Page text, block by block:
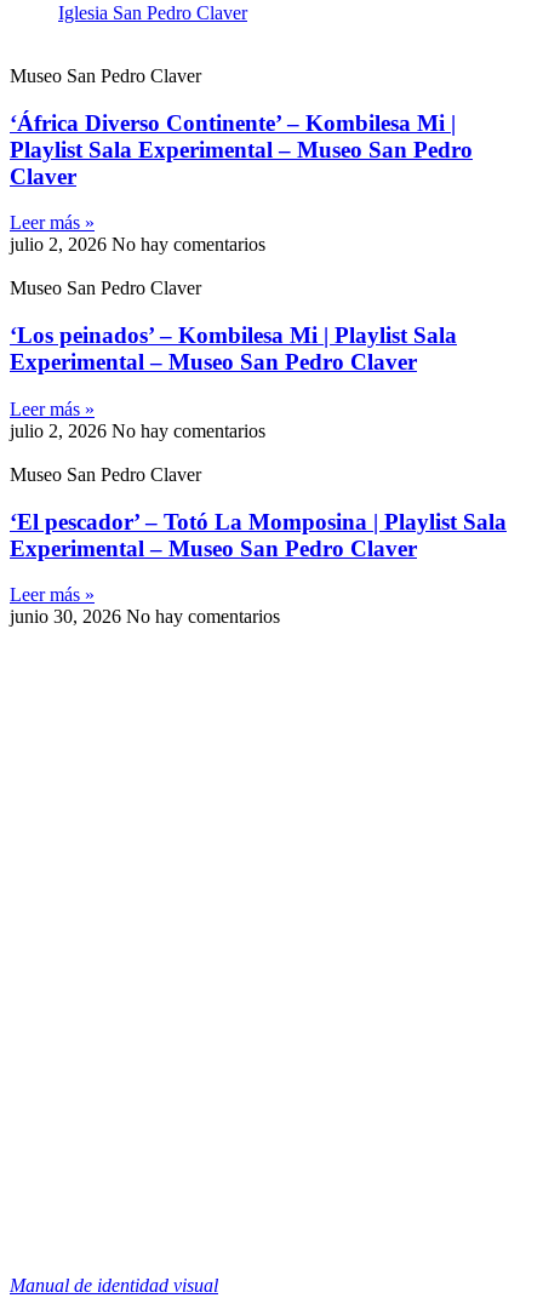
Iglesia San Pedro Claver
Museo San Pedro Claver
‘África Diverso Continente’ – Kombilesa Mi |
Playlist Sala Experimental – Museo San Pedro
Claver
Leer más »
julio 2, 2026 No hay comentarios
Museo San Pedro Claver
‘Los peinados’ – Kombilesa Mi | Playlist Sala
Experimental – Museo San Pedro Claver
Leer más »
julio 2, 2026 No hay comentarios
Museo San Pedro Claver
‘El pescador’ – Totó La Momposina | Playlist Sala
Experimental – Museo San Pedro Claver
Leer más »
junio 30, 2026 No hay comentarios
Manual de identidad visual